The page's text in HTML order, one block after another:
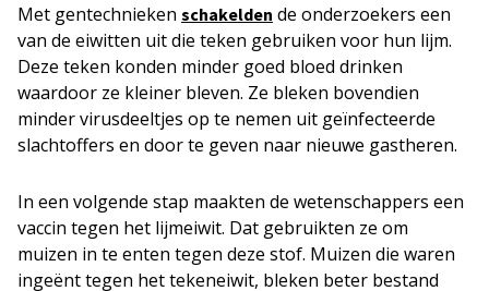
Met gentechnieken schakelden de onderzoekers een
van de eiwitten uit die teken gebruiken voor hun lijm.
Deze teken konden minder goed bloed drinken
waardoor ze kleiner bleven. Ze bleken bovendien
minder virusdeeltjes op te nemen uit geïnfecteerde
slachtoffers en door te geven naar nieuwe gastheren.
In een volgende stap maakten de wetenschappers een
vaccin tegen het lijmeiwit. Dat gebruikten ze om
muizen in te enten tegen deze stof. Muizen die waren
ingeënt tegen het tekeneiwit, bleken beter bestand